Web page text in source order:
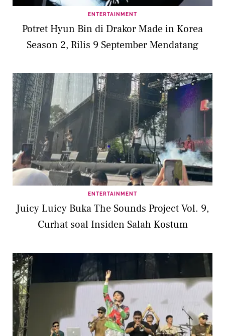
ENTERTAINMENT
Potret Hyun Bin di Drakor Made in Korea
Season 2, Rilis 9 September Mendatang
ENTERTAINMENT
Juicy Luicy Buka The Sounds Project Vol. 9,
Curhat soal Insiden Salah Kostum